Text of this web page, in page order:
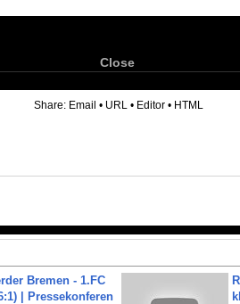
Close
Share: Email • URL • Editor • HTML
Bremen - 1.FC
| Pressekonferen